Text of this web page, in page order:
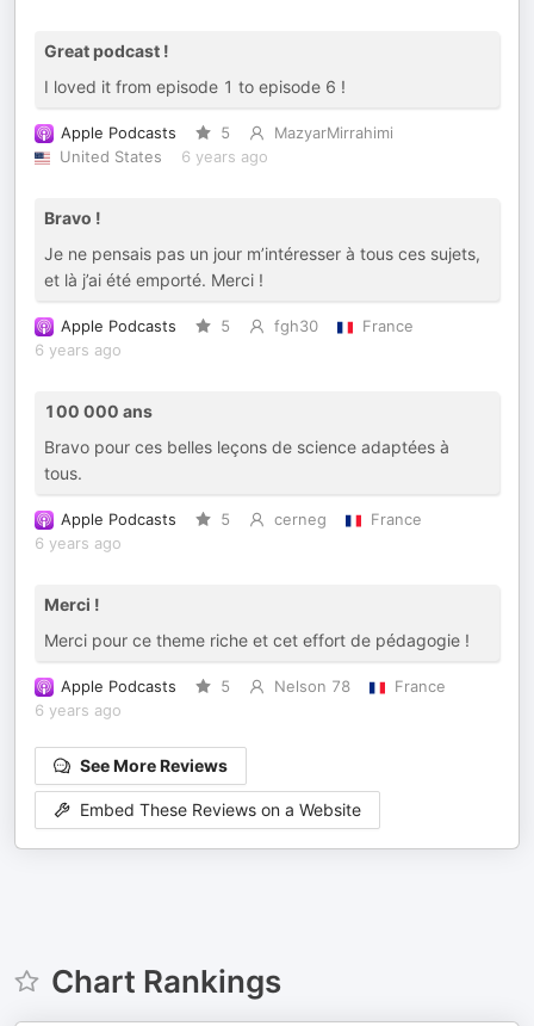
Great podcast !
I loved it from episode 1 to episode 6 !
Apple Podcasts 5
MazyarMirrahimi
United States
6 years ago
Bravo !
Je ne pensais pas un jour m’intéresser à tous ces sujets,
et là j’ai été emporté. Merci !
Apple Podcasts 5 fgh30
France
6 years ago
100 000 ans
Bravo pour ces belles leçons de science adaptées à
tous.
Apple Podcasts 5 cerneg
France
6 years ago
Merci !
Merci pour ce theme riche et cet effort de pédagogie !
Apple Podcasts 5 Nelson 78
France
6 years ago
See More Reviews
Embed These Reviews on a Website
Chart Rankings